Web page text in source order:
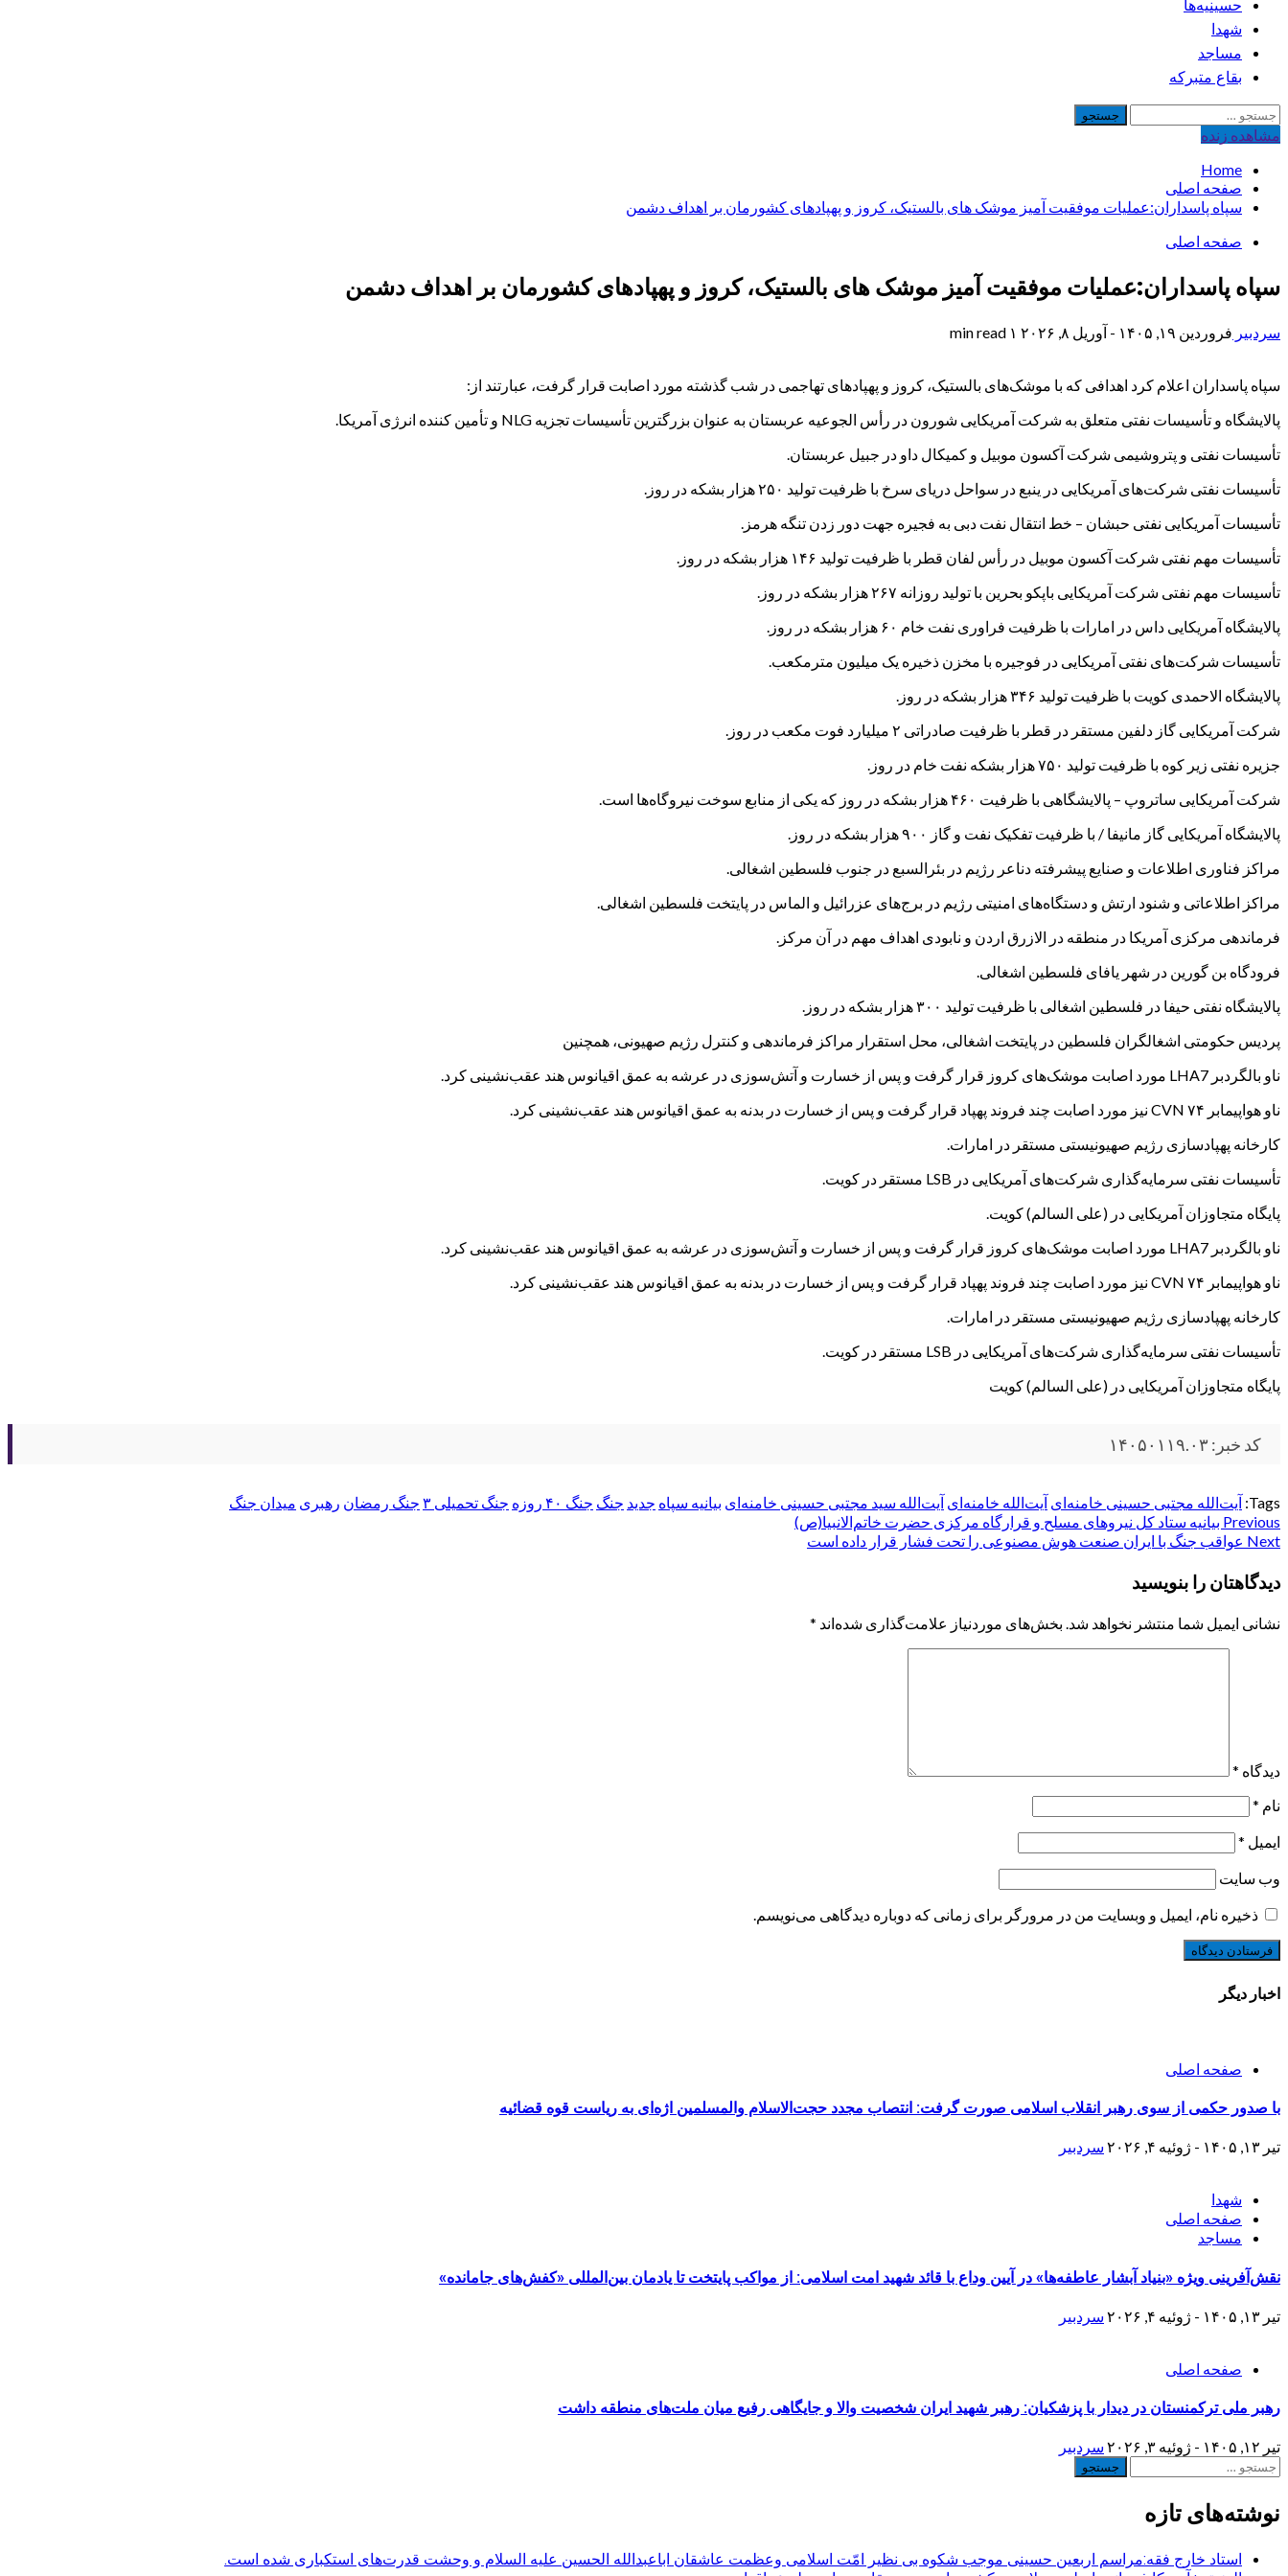
حسینیه‌ها
شهدا
مساجد
بقاع متبرکه
جستجو
برای:
مشاهده‌ زنده
Home
صفحه اصلی
سپاه پاسداران:عملیات موفقیت آمیز موشک های بالستیک، کروز و پهپادهای کشورمان بر اهداف دشمن
صفحه اصلی
سپاه پاسداران:عملیات موفقیت آمیز موشک های بالستیک، کروز و پهپادهای کشورمان بر اهداف دشمن
سردبیر فروردین ۱۹, ۱۴۰۵ - آوریل ۸, ۲۰۲۶ ۱ min read
سپاه پاسداران اعلام کرد اهدافی که با موشک‌های بالستیک، کروز و پهپادهای تهاجمی در شب گذشته مورد اصابت قرار گرفت، عبارتند از:
پالایشگاه و تأسیسات نفتی متعلق به شرکت آمریکایی شورون در رأس الجوعیه عربستان به عنوان بزرگترین تأسیسات تجزیه NLG و تأمین کننده انرژی آمریکا.
تأسیسات نفتی و پتروشیمی شرکت آکسون موبیل و کمیکال داو در جبیل عربستان.
تأسیسات نفتی شرکت‌های آمریکایی در ینبع در سواحل دریای سرخ با ظرفیت تولید ۲۵۰ هزار بشکه در روز.
تأسیسات آمریکایی نفتی حبشان – خط انتقال نفت دبی به فجیره جهت دور زدن تنگه هرمز.
تأسیسات مهم نفتی شرکت آکسون موبیل در رأس لفان قطر با ظرفیت تولید ۱۴۶ هزار بشکه در روز.
تأسیسات مهم نفتی شرکت آمریکایی باپکو بحرین با تولید روزانه ۲۶۷ هزار بشکه در روز.
پالایشگاه آمریکایی داس در امارات با ظرفیت فراوری نفت خام ۶۰ هزار بشکه در روز.
تأسیسات شرکت‌های نفتی آمریکایی در فوجیره با مخزن ذخیره یک میلیون مترمکعب.
پالایشگاه الاحمدی کویت با ظرفیت تولید ۳۴۶ هزار بشکه در روز.
شرکت آمریکایی گاز دلفین مستقر در قطر با ظرفیت صادراتی ۲ میلیارد فوت مکعب در روز.
جزیره نفتی زیر کوه با ظرفیت تولید ۷۵۰ هزار بشکه نفت خام در روز.
شرکت آمریکایی ساتروپ – پالایشگاهی با ظرفیت ۴۶۰ هزار بشکه در روز که یکی از منابع سوخت نیروگاه‌ها است.
پالایشگاه آمریکایی گاز مانیفا / با ظرفیت تفکیک نفت و گاز ۹۰۰ هزار بشکه در روز.
مراکز فناوری اطلاعات و صنایع پیشرفته دناعر رژیم در بئرالسبع در جنوب فلسطین اشغالی.
مراکز اطلاعاتی و شنود ارتش و دستگاه‌های امنیتی رژیم در برج‌های عزرائیل و الماس در پایتخت فلسطین اشغالی.
فرماندهی مرکزی آمریکا در منطقه در الازرق اردن و نابودی اهداف مهم در آن مرکز.
فرودگاه بن گورین در شهر یافای فلسطین اشغالی.
پالایشگاه نفتی حیفا در فلسطین اشغالی با ظرفیت تولید ۳۰۰ هزار بشکه در روز.
پردیس حکومتی اشغالگران فلسطین در پایتخت اشغالی، محل استقرار مراکز فرماندهی و کنترل رژیم صهیونی، همچنین
ناو بالگردبر LHA7 مورد اصابت موشک‌های کروز قرار گرفت و پس از خسارت و آتش‌سوزی در عرشه به عمق اقیانوس هند عقب‌نشینی کرد.
ناو هواپیمابر CVN ۷۴ نیز مورد اصابت چند فروند پهپاد قرار گرفت و پس از خسارت در بدنه به عمق اقیانوس هند عقب‌نشینی کرد.
کارخانه پهپادسازی رژیم صهیونیستی مستقر در امارات.
تأسیسات نفتی سرمایه‌گذاری شرکت‌های آمریکایی در LSB مستقر در کویت.
پایگاه متجاوزان آمریکایی در (علی السالم) کویت.
ناو بالگردبر LHA7 مورد اصابت موشک‌های کروز قرار گرفت و پس از خسارت و آتش‌سوزی در عرشه به عمق اقیانوس هند عقب‌نشینی کرد.
ناو هواپیمابر CVN ۷۴ نیز مورد اصابت چند فروند پهپاد قرار گرفت و پس از خسارت در بدنه به عمق اقیانوس هند عقب‌نشینی کرد.
کارخانه پهپادسازی رژیم صهیونیستی مستقر در امارات.
تأسیسات نفتی سرمایه‌گذاری شرکت‌های آمریکایی در LSB مستقر در کویت.
پایگاه متجاوزان آمریکایی در (علی السالم) کویت
کد خبر: ۱۴۰۵۰۱۱۹.۰۳
Tags: آيت‌الله مجتبی حسینی خامنه‌ای آیت‌الله خامنه‌ای آیت‌الله سید مجتبی حسینی خامنه‌ای بیانیه سپاه جدید جنگ جنگ ۴۰ روزه جنگ تحمیلی ۳ جنگ رمضان رهبری میدان جنگ
Post
navigation
Previous بیانیه ستاد کل نیروهای مسلح و قرارگاه مرکزی حضرت خاتم‌الانبیا(ص)
Next عواقب جنگ با ایران صنعت هوش مصنوعی را تحت فشار قرار داده است
دیدگاهتان را بنویسید
نشانی ایمیل شما منتشر نخواهد شد. بخش‌های موردنیاز علامت‌گذاری شده‌اند *
دیدگاه *
نام *
ایمیل *
وب‌ سایت
ذخیره نام، ایمیل و وبسایت من در مرورگر برای زمانی که دوباره دیدگاهی می‌نویسم.
اخبار دیگر
صفحه اصلی
با صدور حکمی از سوی رهبر انقلاب اسلامی صورت گرفت: انتصاب مجدد حجت‌الاسلام والمسلمین اژه‌ای به ریاست قوه قضائیه
تیر ۱۳, ۱۴۰۵ - ژوئیه ۴, ۲۰۲۶ سردبیر
شهدا
صفحه اصلی
مساجد
نقش‌آفرینی ویژه «بنیاد آبشار عاطفه‌ها» در آیین وداع با قائد شهید امت اسلامی: از مواکب پایتخت تا یادمان بین‌المللی «کفش‌های جامانده»
تیر ۱۳, ۱۴۰۵ - ژوئیه ۴, ۲۰۲۶ سردبیر
صفحه اصلی
رهبر ملی ترکمنستان در دیدار با پزشکیان: رهبر شهید ایران شخصیت والا و جایگاهی رفیع میان ملت‌های منطقه داشت
تیر ۱۲, ۱۴۰۵ - ژوئیه ۳, ۲۰۲۶
سردبیر
جستجو
نوشته‌های تازه
استاد خارج فقه:مراسم اربعین حسینی موجب شکوه بی نظیر امّت اسلامی وعظمت عاشقان اباعبدالله الحسین علیه السلام و وحشت قدرت‌های استکباری شده است.